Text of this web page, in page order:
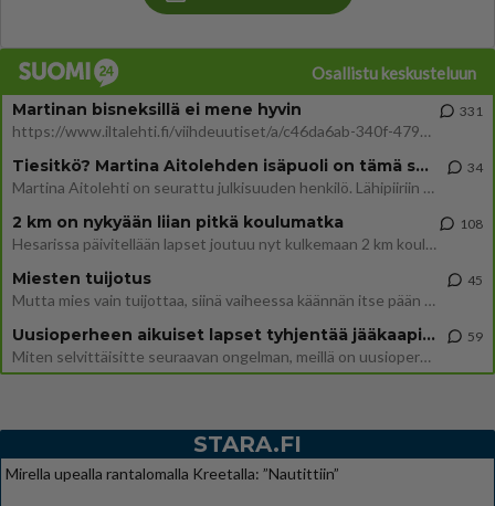
Osallistu keskusteluun
Martinan bisneksillä ei mene hyvin
https://www.iltalehti.fi/viihdeuutiset/a/c46da6ab-340f-4790-aaa7-0865eed2336 Yrityksen konkurssihakemus on tullut kärä
331
Tiesitkö? Martina Aitolehden isäpuoli on tämä suosittu laulaja
Martina Aitolehti on seurattu julkisuuden henkilö. Lähipiiriin mahtuu muitakin tunnettuja henkilöitä. Tiesitkö, että Ma
34
2 km on nykyään liian pitkä koulumatka
Hesarissa päivitellään lapset joutuu nyt kulkemaan 2 km kouluun jösses. Ruostefillarilla tuo matka menee vaikka miten äk
108
Miesten tuijotus
Mutta mies vain tuijottaa, siinä vaiheessa käännän itse pään pois. Mikä juttu? Yleensä jos joku tuijottaa tai katsoo, hä
45
Uusioperheen aikuiset lapset tyhjentää jääkaapin käydessään
Miten selvittäisitte seuraavan ongelman, meillä on uusioperhe, minulla teini-ikäiset lapset ja puolisolla aikuiset, jotk
59
STARA.FI
Mirella upealla rantalomalla Kreetalla: ”Nautittiin”